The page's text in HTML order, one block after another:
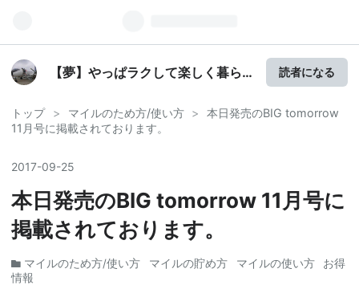
【夢】やっぱラクして楽しく暮ら
読者になる
トップ > マイルのため方/使い方 >
本日発売のBIG tomorrow
11月号に掲載されております。
2017-09-25
本日発売のBIG tomorrow 11月号に
掲載されております。
マイルのため方/使い方 マイルの貯め方 マイルの使い方
お得
情報